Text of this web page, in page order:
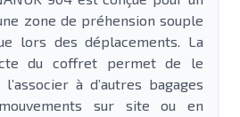
zone de préhension souple
lors des déplacements. La
du coffret permet de le
à d’autres bagages
sur site ou en